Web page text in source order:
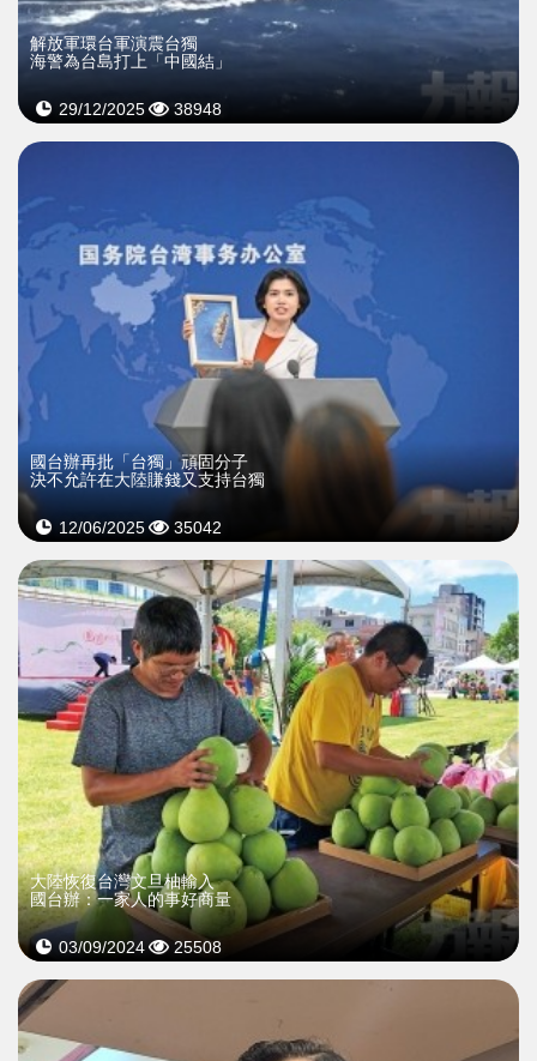
解放軍環台軍演震台獨
海警為台島打上「中國結」
29/12/2025 38948
國台辦再批「台獨」頑固分子
決不允許在大陸賺錢又支持台獨
12/06/2025 35042
大陸恢復台灣文旦柚輸入
國台辦：一家人的事好商量
03/09/2024 25508